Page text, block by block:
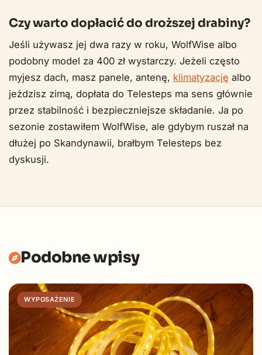
Czy warto dopłacić do droższej drabiny?
Jeśli używasz jej dwa razy w roku, WolfWise albo
podobny model za 400 zł wystarczy. Jeżeli często
myjesz dach, masz panele, antenę, klimatyzację albo
jeździsz zimą, dopłata do Telesteps ma sens głównie
przez stabilność i bezpieczniejsze składanie. Ja po
sezonie zostawiłem WolfWise, ale gdybym ruszał na
dłużej po Skandynawii, brałbym Telesteps bez
dyskusji.
Podobne wpisy
WYPOSAŻENIE